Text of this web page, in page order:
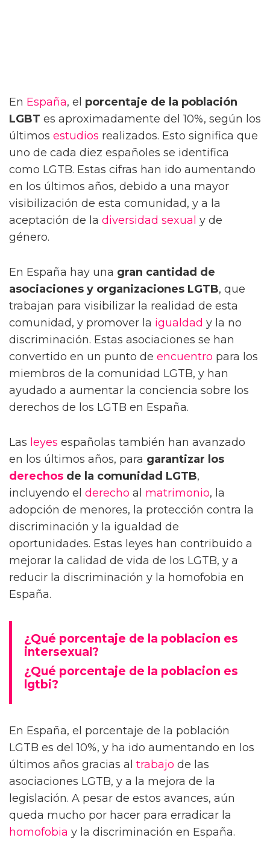
En España, el porcentaje de la población
LGBT es aproximadamente del 10%, según los
últimos estudios realizados. Esto significa que
uno de cada diez españoles se identifica
como LGTB. Estas cifras han ido aumentando
en los últimos años, debido a una mayor
visibilización de esta comunidad, y a la
aceptación de la diversidad sexual y de
género.
En España hay una gran cantidad de
asociaciones y organizaciones LGTB, que
trabajan para visibilizar la realidad de esta
comunidad, y promover la igualdad y la no
discriminación. Estas asociaciones se han
convertido en un punto de encuentro para los
miembros de la comunidad LGTB, y han
ayudado a aumentar la conciencia sobre los
derechos de los LGTB en España.
Las leyes españolas también han avanzado
en los últimos años, para garantizar los
derechos de la comunidad LGTB,
incluyendo el derecho al matrimonio, la
adopción de menores, la protección contra la
discriminación y la igualdad de
oportunidades. Estas leyes han contribuido a
mejorar la calidad de vida de los LGTB, y a
reducir la discriminación y la homofobia en
España.
¿Qué porcentaje de la poblacion es
intersexual?
¿Qué porcentaje de la poblacion es
lgtbi?
En España, el porcentaje de la población
LGTB es del 10%, y ha ido aumentando en los
últimos años gracias al trabajo de las
asociaciones LGTB, y a la mejora de la
legislación. A pesar de estos avances, aún
queda mucho por hacer para erradicar la
homofobia y la discriminación en España.